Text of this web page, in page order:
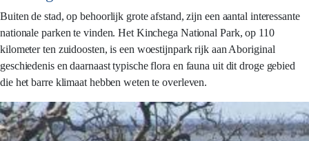
Buiten de stad, op behoorlijk grote afstand, zijn een aantal interessante
nationale parken te vinden. Het Kinchega National Park, op 110
kilometer ten zuidoosten, is een woestijnpark rijk aan Aboriginal
geschiedenis en daarnaast typische flora en fauna uit dit droge gebied
die het barre klimaat hebben weten te overleven.